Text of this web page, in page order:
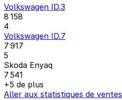
Volkswagen ID.3
8 158
4
Volkswagen ID.7
7 917
5
Skoda Enyaq
7 541
+5 de plus
Aller aux statistiques de ventes